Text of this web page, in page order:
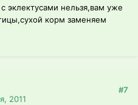
эклектусами нельзя,вам уже
корм заменяем
2011
#7